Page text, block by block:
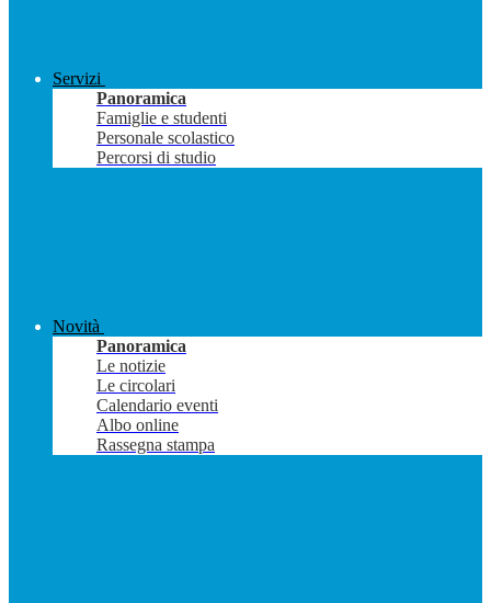
Servizi
Panoramica
Famiglie e studenti
Personale scolastico
Percorsi di studio
Novità
Panoramica
Le notizie
Le circolari
Calendario eventi
Albo online
Rassegna stampa